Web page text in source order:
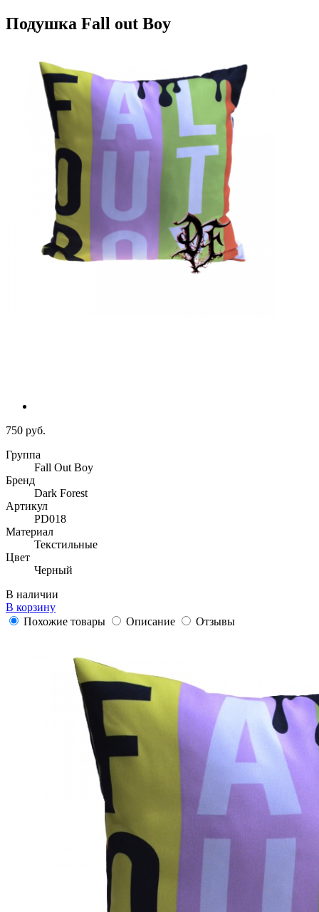
Подушка Fall out Boy
750 руб.
Группа
Fall Out Boy
Бренд
Dark Forest
Артикул
PD018
Материал
Текстильные
Цвет
Черный
В наличии
В корзину
Похожие товары
Описание Отзывы